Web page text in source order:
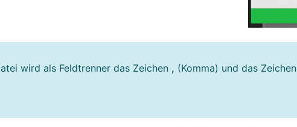
wird als Feldtrenner das Zeichen , (Komma) und das Zeichen